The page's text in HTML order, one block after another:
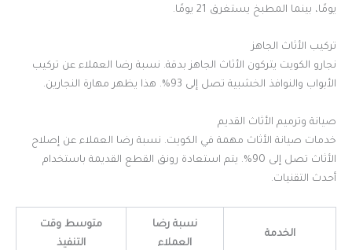
يومًا، بينما المطبخ يستغرق 21 يومًا.
تركيب الأثاث الجاهز
نجارو الكويت يتركون الأثاث الجاهز بدقة. نسبة رضا العملاء عن تركيب
الأبواب والنوافذ الخشبية تصل إلى 93%. هذا يظهر مهارة النجارين.
صيانة وترميم الأثاث القديم
خدمات صيانة الأثاث مهمة في الكويت. نسبة رضا العملاء عن إصلاح
الأثاث تصل إلى 90%. يتم استعادة رونق القطع القديمة باستخدام
أحدث التقنيات.
الخدمة
نسبة رضا
العملاء
متوسط وقت
التنفيذ